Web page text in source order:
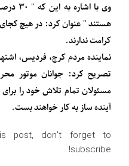
وی با
هستند " عنوان کرد: در هیچ کجای
کرامت ندارند.
نماینده مردم کرج، فردیس،
تصریح کرد: جوانان موتور
مسئولان تمام تلاش خود را
آینده ساز به کار خواهند بست.
post, don't forget to
subscribe!